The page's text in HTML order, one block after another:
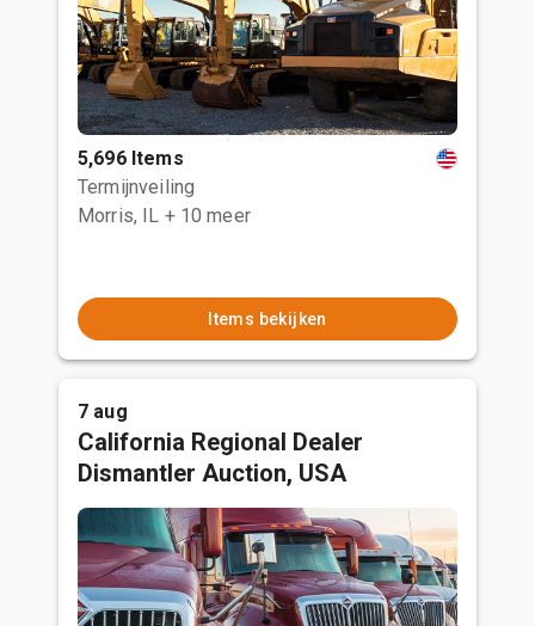
5,696 Items
Termijnveiling
Morris, IL + 10 meer
Items bekijken
7 aug
California Regional Dealer
Dismantler Auction, USA